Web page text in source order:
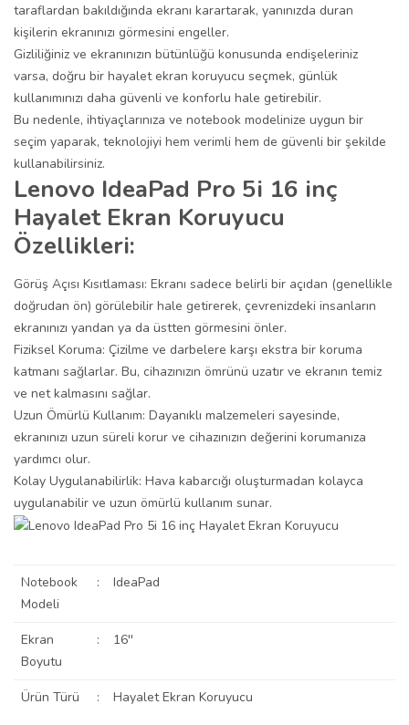
taraflardan bakıldığında ekranı karartarak, yanınızda duran
kişilerin ekranınızı görmesini engeller.
Gizliliğiniz ve ekranınızın bütünlüğü konusunda endişeleriniz
varsa, doğru bir hayalet ekran koruyucu seçmek, günlük
kullanımınızı daha güvenli ve konforlu hale getirebilir.
Bu nedenle, ihtiyaçlarınıza ve notebook modelinize uygun bir
seçim yaparak, teknolojiyi hem verimli hem de güvenli bir şekilde
kullanabilirsiniz.
Lenovo IdeaPad Pro 5i 16 inç
Hayalet Ekran Koruyucu
Özellikleri:
Görüş Açısı Kısıtlaması: Ekranı sadece belirli bir açıdan (genellikle
doğrudan ön) görülebilir hale getirerek, çevrenizdeki insanların
ekranınızı yandan ya da üstten görmesini önler.
Fiziksel Koruma: Çizilme ve darbelere karşı ekstra bir koruma
katmanı sağlarlar. Bu, cihazınızın ömrünü uzatır ve ekranın temiz
ve net kalmasını sağlar.
Uzun Ömürlü Kullanım: Dayanıklı malzemeleri sayesinde,
ekranınızı uzun süreli korur ve cihazınızın değerini korumanıza
yardımcı olur.
Kolay Uygulanabilirlik: Hava kabarcığı oluşturmadan kolayca
uygulanabilir ve uzun ömürlü kullanım sunar.
Notebook
Modeli
: IdeaPad
Ekran
Boyutu
: 16''
Ürün Türü : Hayalet Ekran Koruyucu